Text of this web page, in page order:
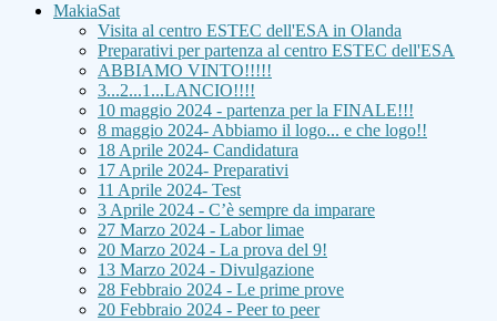
MakiaSat
Visita al centro ESTEC dell'ESA in Olanda
Preparativi per partenza al centro ESTEC dell'ESA
ABBIAMO VINTO!!!!!
3...2...1...LANCIO!!!!
10 maggio 2024 - partenza per la FINALE!!!
8 maggio 2024- Abbiamo il logo... e che logo!!
18 Aprile 2024- Candidatura
17 Aprile 2024- Preparativi
11 Aprile 2024- Test
3 Aprile 2024 - C’è sempre da imparare
27 Marzo 2024 - Labor limae
20 Marzo 2024 - La prova del 9!
13 Marzo 2024 - Divulgazione
28 Febbraio 2024 - Le prime prove
20 Febbraio 2024 - Peer to peer